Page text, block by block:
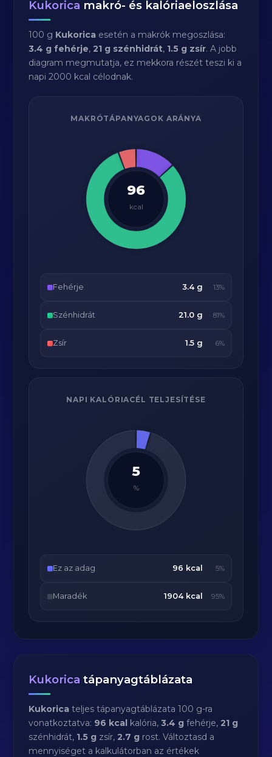
Kukorica makró- és kalóriaeloszlása
100 g Kukorica esetén a makrók megoszlása:
3.4 g fehérje,21 g szénhidrát, 1.5 g zsír. A jobb
diagram megmutatja, ez mekkora részét teszi ki a
napi 2000 kcal célodnak.
MAKRÓTÁPANYAGOK ARÁNYA
96
kcal
Fehérje 3.4 g 13%
Szénhidrát 21.0 g 81%
Zsír 1.5 g 6%
NAPI KALÓRIACÉL TELJESÍTÉSE
5
%
Ez az adag 96 kcal 5%
Maradék 1904 kcal 95%
Kukorica tápanyagtáblázata
Kukorica teljes tápanyagtáblázata 100 g-ra
vonatkoztatva: 96 kcal kalória,3.4 g fehérje,21 g
szénhidrát, 1.5 g zsír,2.7 g rost. Változtasd a
mennyiséget a kalkulátorban az értékek